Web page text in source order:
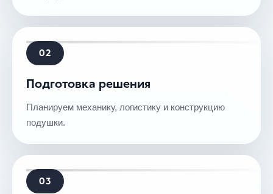
02
Подготовка решения
Планируем механику, логистику и конструкцию
подушки.
03